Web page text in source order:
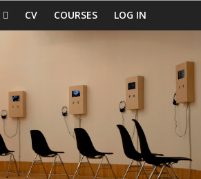
CV COURSES LOG IN